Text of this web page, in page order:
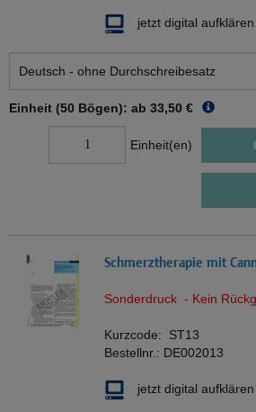
jetzt digital aufklären
Einheit (50 Bögen): ab 33,50 €
Einheit(en)
Schmerztherapie mit
Sonderdruck - Kein
Kurzcode: ST13
Bestellnr.: DE002013
jetzt digital aufklären